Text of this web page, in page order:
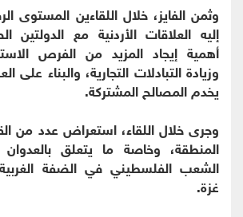
وثمن الفايز، خلال اللقاءين المستوى
إليه العلاقات الأردنية مع الدولتين
أهمية إيجاد المزيد من الفرص
وزيادة التبادلات التجارية، والبناء على
يخدم المصالح المشتركة.
وجرى خلال اللقاء، استعراض عدد من
المنطقة، وخاصة ما يتعلق بالعدوان
الشعب الفلسطيني في الضفة
غزة.